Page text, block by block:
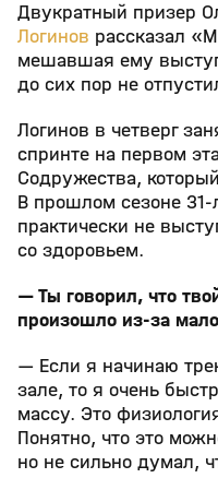
Двукратный призер
Логинов рассказал
мешавшая ему
до сих пор не
Логинов в четверг
спринте на первом
Содружества,
В прошлом сезоне
практически не
со здоровьем.
— Ты говорил, что
произошло из‑за
— Если я начинаю
зале, то я очень
массу. Это
Понятно, что это
но не сильно думал,